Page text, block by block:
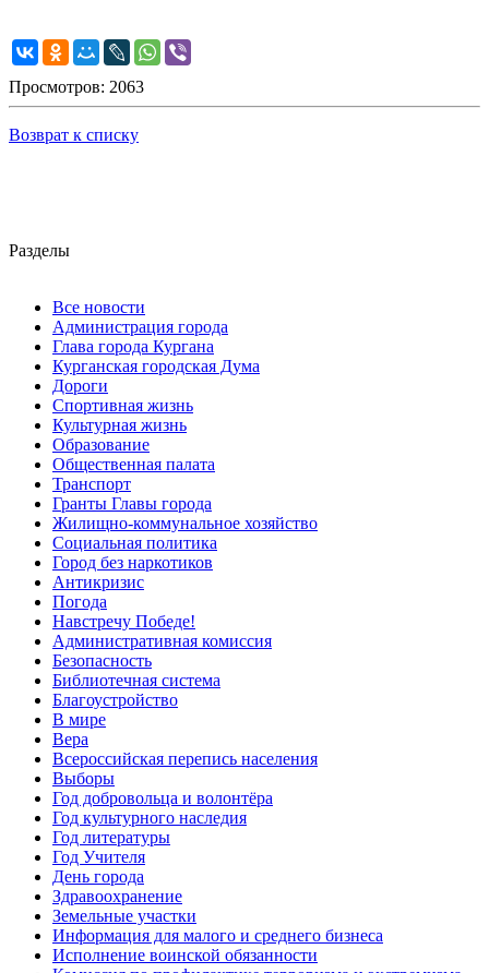
Просмотров: 2063
Возврат к списку
Разделы
Все новости
Администрация города
Глава города Кургана
Курганская городская Дума
Дороги
Спортивная жизнь
Культурная жизнь
Образование
Общественная палата
Транспорт
Гранты Главы города
Жилищно-коммунальное хозяйство
Социальная политика
Город без наркотиков
Антикризис
Погода
Навстречу Победе!
Административная комиссия
Безопасность
Библиотечная система
Благоустройство
В мире
Вера
Всероссийская перепись населения
Выборы
Год добровольца и волонтёра
Год культурного наследия
Год литературы
Год Учителя
День города
Здравоохранение
Земельные участки
Информация для малого и среднего бизнеса
Исполнение воинской обязанности